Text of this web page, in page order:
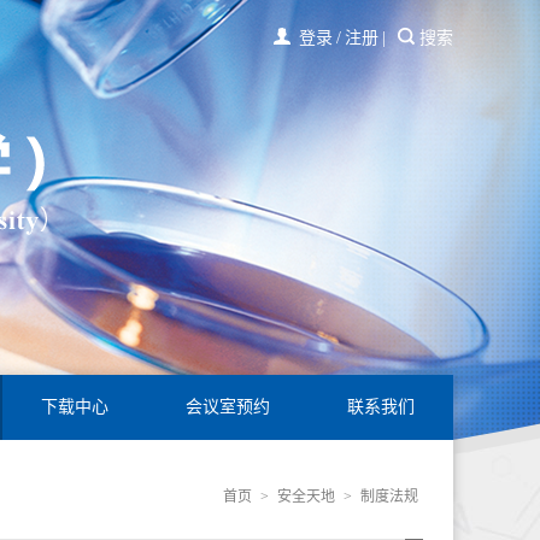
登录 / 注册 搜索
下载中心 会议室预约 联系我们
首页 > 安全天地 > 制度法规